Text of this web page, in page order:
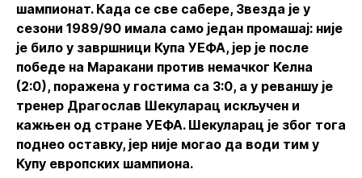
шампионат. Када се све сабере, Звезда је у
сезони 1989/90 имала само један промашај: није
је било у завршници Купа УЕФА, јер је после
победе на Маракани против немачког Келна
(2:0), поражена у гостима са 3:0, а у реваншу је
тренер Драгослав Шекуларац искључен и
кажњен од стране УЕФА. Шекуларац је због тога
поднео оставку, јер није могао да води тим у
Купу европских шампиона.